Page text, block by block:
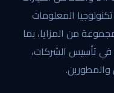
المعلومات
من المزايا، بما
في تأسيس الشركات،